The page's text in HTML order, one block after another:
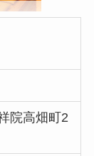
院高畑町2